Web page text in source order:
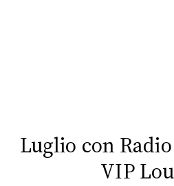
Luglio con
VIP